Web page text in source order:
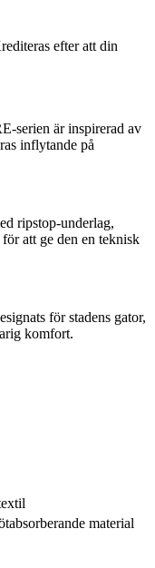
efter att din
serien är inspirerad av
inflytande på
ripstop-underlag,
att ge den en teknisk
för stadens gator,
komfort.
material